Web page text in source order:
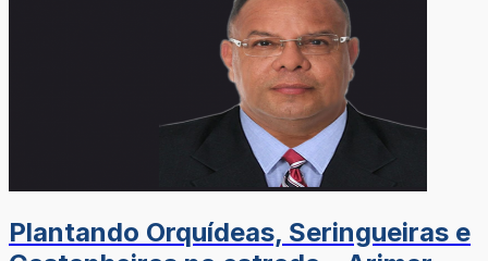
Plantando Orquídeas, Seringueiras e